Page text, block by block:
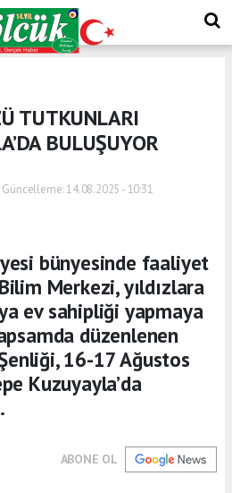
TUTKUNLARI
BULUŞUYOR
Güncelleme: 14.08.2025 - 10:31
bünyesinde faaliyet
Merkezi, yıldızlara
ev sahipliği yapmaya
düzenlenen
16-17 Ağustos
Kuzuyayla’da
ABONE OL